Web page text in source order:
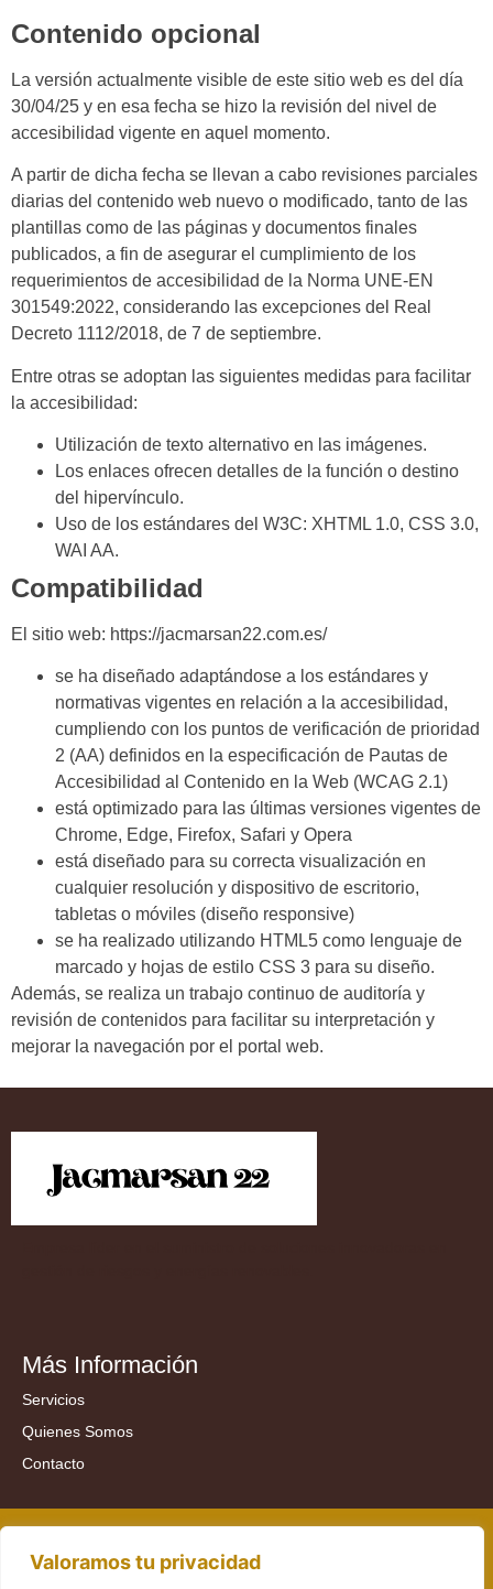
Valoramos tu privacidad
Contenido opcional
La versión actualmente visible de este sitio web es del día
30/04/25 y en esa fecha se hizo la revisión del nivel de
accesibilidad vigente en aquel momento.
A partir de dicha fecha se llevan a cabo revisiones parciales
diarias del contenido web nuevo o modificado, tanto de las
plantillas como de las páginas y documentos finales
publicados, a fin de asegurar el cumplimiento de los
requerimientos de accesibilidad de la Norma UNE-EN
301549:2022, considerando las excepciones del Real
Decreto 1112/2018, de 7 de septiembre.
Entre otras se adoptan las siguientes medidas para facilitar
la accesibilidad:
Utilización de texto alternativo en las imágenes.
Los enlaces ofrecen detalles de la función o destino
del hipervínculo.
Uso de los estándares del W3C: XHTML 1.0, CSS 3.0,
WAI AA.
Compatibilidad
El sitio web: https://jacmarsan22.com.es/
se ha diseñado adaptándose a los estándares y
normativas vigentes en relación a la accesibilidad,
cumpliendo con los puntos de verificación de prioridad
2 (AA) definidos en la especificación de Pautas de
Accesibilidad al Contenido en la Web (WCAG 2.1)
está optimizado para las últimas versiones vigentes de
Chrome, Edge, Firefox, Safari y Opera
está diseñado para su correcta visualización en
cualquier resolución y dispositivo de escritorio,
tabletas o móviles (diseño responsive)
se ha realizado utilizando HTML5 como lenguaje de
marcado y hojas de estilo CSS 3 para su diseño.
Además, se realiza un trabajo continuo de auditoría y
revisión de contenidos para facilitar su interpretación y
mejorar la navegación por el portal web.
Más Información
Servicios
Quienes Somos
Contacto
2025 ©